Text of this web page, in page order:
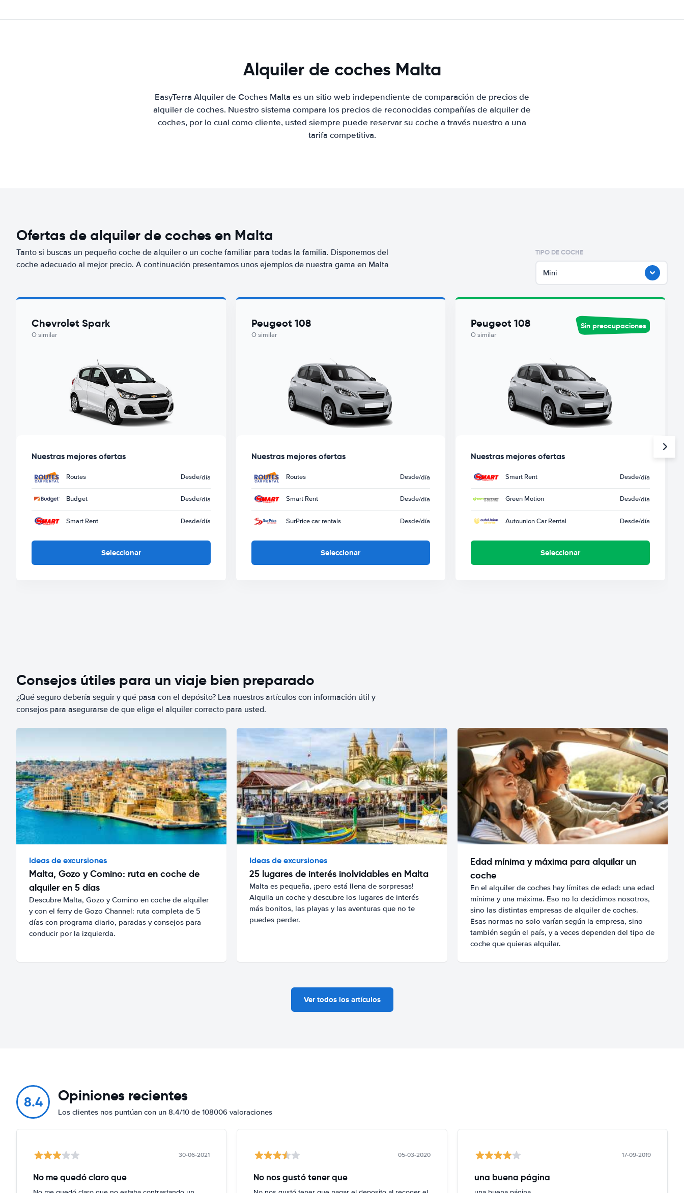
Alquiler de coches Malta
EasyTerra Alquiler de Coches Malta es un sitio web independiente de comparación de precios de
alquiler de coches. Nuestro sistema compara los precios de reconocidas compañías de alquiler de
coches, por lo cual como cliente, usted siempre puede reservar su coche a través nuestro a una
tarifa competitiva.
Ofertas de alquiler de coches en Malta
Tanto si buscas un pequeño coche de alquiler o un coche familiar para todas la familia. Disponemos del
coche adecuado al mejor precio. A continuación presentamos unos ejemplos de nuestra gama en Malta
TIPO DE COCHE
Mini
Chevrolet Spark
O similar
Nuestras mejores ofertas
Routes Desde/día
Budget Desde/día
Smart Rent Desde/día
Seleccionar
Peugeot 108
O similar
Nuestras mejores ofertas
Routes Desde/día
Smart Rent Desde/día
SurPrice car rentals Desde/día
Seleccionar
Peugeot 108
O similar
Sin preocupaciones
Nuestras mejores ofertas
Smart Rent Desde/día
Green Motion Desde/día
Autounion Car Rental Desde/día
Seleccionar
Consejos útiles para un viaje bien preparado
¿Qué seguro debería seguir y qué pasa con el depósito? Lea nuestros artículos con información útil y
consejos para asegurarse de que elige el alquiler correcto para usted.
Ideas de excursiones
Malta, Gozo y Comino: ruta en coche de
alquiler en 5 días
Descubre Malta, Gozo y Comino en coche de alquiler
y con el ferry de Gozo Channel: ruta completa de 5
días con programa diario, paradas y consejos para
conducir por la izquierda.
Ideas de excursiones
25 lugares de interés inolvidables en Malta
Malta es pequeña, ¡pero está llena de sorpresas!
Alquila un coche y descubre los lugares de interés
más bonitos, las playas y las aventuras que no te
puedes perder.
Edad mínima y máxima para alquilar un
coche
En el alquiler de coches hay límites de edad: una edad
mínima y una máxima. Eso no lo decidimos nosotros,
sino las distintas empresas de alquiler de coches.
Esas normas no solo varían según la empresa, sino
también según el país, y a veces dependen del tipo de
coche que quieras alquilar.
Ver todos los artículos
8.4 Opiniones recientes
Los clientes nos puntúan con un 8.4/10 de 108006 valoraciones
30-06-2021
No me quedó claro que
05-03-2020
No nos gustó tener que
17-09-2019
una buena página